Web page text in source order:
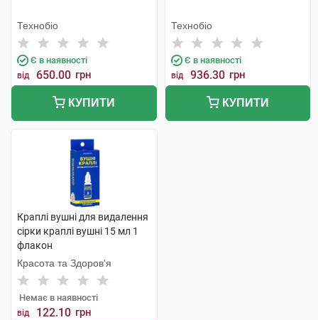
Технобіо
Є в наявності
від 650.00 грн
КУПИТИ
Технобіо
Є в наявності
від 936.30 грн
КУПИТИ
Краплі вушні для видалення
сірки краплі вушні 15 мл 1
флакон
Красота та Здоров'я
Немає в наявності
від 122.10 грн